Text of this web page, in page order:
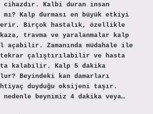
cihazdır. Kalbi duran insan
Kalp durması en büyük etkiyi
Birçok hastalık, özellikle
travma ve yaralanmalar kalp
açabilir. Zamanında müdahale ile
tekrar çalıştırılabilir ve hasta
kalabilir. Kalp 5 dakika
Beyindeki kan damarları
duyduğu oksijeni taşır.
beynimiz 4 dakika veya…